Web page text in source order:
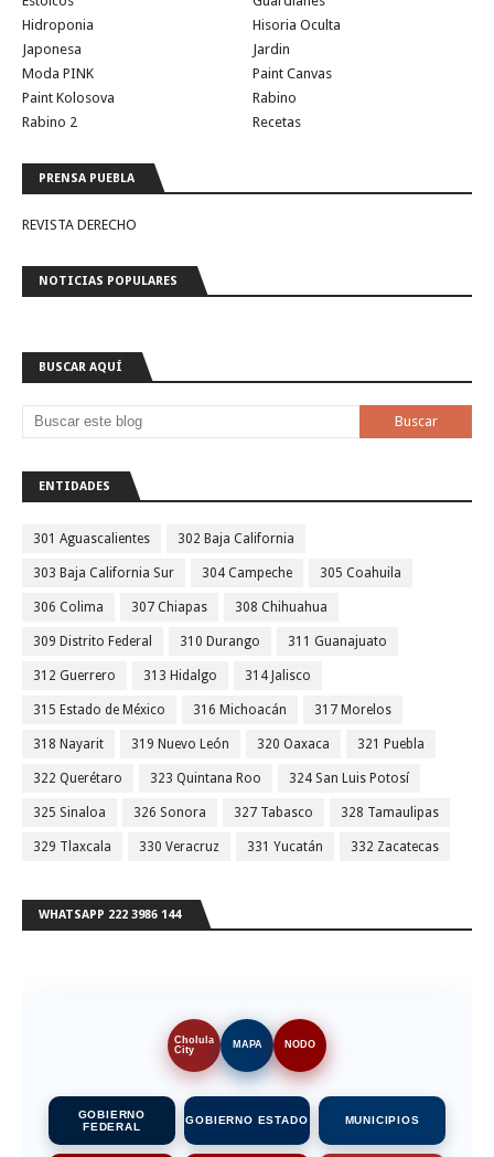
Hidroponia
Hisoria Oculta
Japonesa
Jardin
Moda PINK
Paint Canvas
Paint Kolosova
Rabino
Rabino 2
Recetas
PRENSA PUEBLA
REVISTA DERECHO
NOTICIAS POPULARES
BUSCAR AQUÍ
ENTIDADES
301 Aguascalientes 302 Baja California
303 Baja California Sur 304 Campeche 305 Coahuila
306 Colima 307 Chiapas 308 Chihuahua
309 Distrito Federal 310 Durango 311 Guanajuato
312 Guerrero 313 Hidalgo 314 Jalisco
315 Estado de México 316 Michoacán 317 Morelos
318 Nayarit 319 Nuevo León 320 Oaxaca 321 Puebla
322 Querétaro 323 Quintana Roo 324 San Luis Potosí
325 Sinaloa 326 Sonora 327 Tabasco 328 Tamaulipas
329 Tlaxcala 330 Veracruz 331 Yucatán 332 Zacatecas
WHATSAPP 222 3986 144
Cholula
City
MAPA NODO
GOBIERNO
FEDERAL
GOBIERNO ESTADO MUNICIPIOS